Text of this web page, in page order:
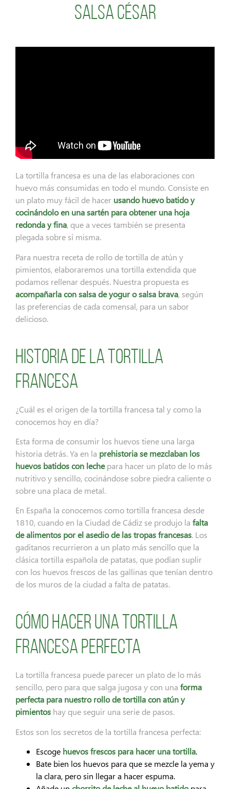
Salsa César
La tortilla francesa es una de las elaboraciones con
huevo más consumidas en todo el mundo. Consiste en
un plato muy fácil de hacer usando huevo batido y
cocinándolo en una sartén para obtener una hoja
redonda y fina, que a veces también se presenta
plegada sobre sí misma.
Para nuestra receta de rollo de tortilla de atún y
pimientos, elaboraremos una tortilla extendida que
podamos rellenar después. Nuestra propuesta es
acompañarla con salsa de yogur o salsa brava, según
las preferencias de cada comensal, para un sabor
delicioso.
Historia de la tortilla
francesa
¿Cuál es el origen de la tortilla francesa tal y como la
conocemos hoy en día?
Esta forma de consumir los huevos tiene una larga
historia detrás. Ya en la prehistoria se mezclaban los
huevos batidos con lechepara hacer un plato de lo más
nutritivo y sencillo, cocinándose sobre piedra caliente o
sobre una placa de metal.
En España la conocemos como tortilla francesa desde
1810, cuando en la Ciudad de Cádiz se produjo la falta
de alimentos por el asedio de las tropas francesas. Los
gaditanos recurrieron a un plato más sencillo que la
clásica tortilla española de patatas, que podían suplir
con los huevos frescos de las gallinas que tenían dentro
de los muros de la ciudad a falta de patatas.
Cómo hacer una tortilla
francesa perfecta
La tortilla francesa puede parecer un plato de lo más
sencillo, pero para que salga jugosa y con una forma
perfecta para nuestro rollo de tortilla con atún y
pimientos hay que seguir una serie de pasos.
Estos son los secretos de la tortilla francesa perfecta:
Escoge huevos frescos para hacer una tortilla.
Bate bien los huevos para que se mezcle la yema y
la clara, pero sin llegar a hacer espuma.